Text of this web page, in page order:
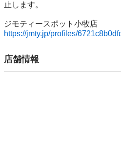
⽌します。
https://jmty.jp/profiles/
店舗情報